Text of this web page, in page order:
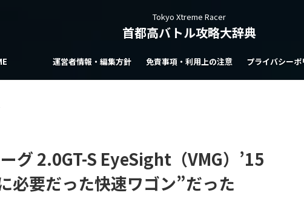
Tokyo Xtreme Racer
首都高バトル攻略大辞典
運営者情報・編集方針 免責事項・利用上の注意 プライバシーポ
グ 2.0GT-S EyeSight（VMG）’15
必要だった快速ワゴン”だった